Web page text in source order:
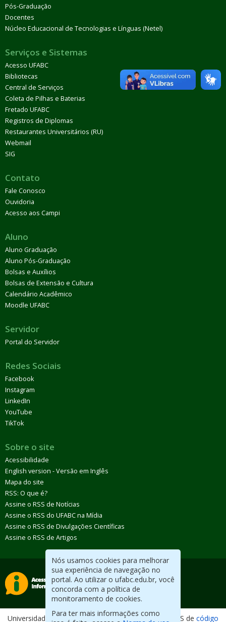
Nós usamos cookies para melhorar
sua experiência de navegação no
portal. Ao utilizar o ufabc.edu.br, você
concorda com a política de
monitoramento de cookies.
Para ter mais informações como
Pós-Graduação
Docentes
Núcleo Educacional de Tecnologias e Línguas (Netel)
Serviços e Sistemas
Acesso UFABC
Bibliotecas
Central de Serviços
Coleta de Pilhas e Baterias
Fretado UFABC
Registros de Diplomas
Restaurantes Universitários (RU)
Webmail
SIG
Contato
Fale Conosco
Ouvidoria
Acesso aos Campi
Aluno
Aluno Graduação
Aluno Pós-Graduação
Bolsas e Auxílios
Bolsas de Extensão e Cultura
Calendário Acadêmico
Moodle UFABC
Servidor
Portal do Servidor
Redes Sociais
Facebook
Instagram
LinkedIn
YouTube
TikTok
Sobre o site
Acessibilidade
English version - Versão em Inglês
Mapa do site
RSS: O que é?
Assine o RSS de Notícias
Assine o RSS do UFABC na Mídia
Assine o RSS de Divulgações Científicas
Assine o RSS de Artigos
Universidade Federal do ABC. Desenvolvido com CMS de código